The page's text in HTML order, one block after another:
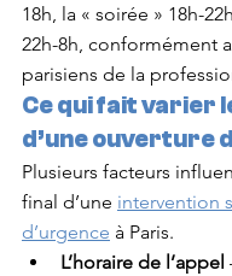
18h, la « soirée » 18h-
22h-8h, conformément
parisiens de la
Ce qui fait varier
d’une ouverture
Plusieurs facteurs
final d’une intervention
d’urgence à Paris.
L’horaire de l’appel